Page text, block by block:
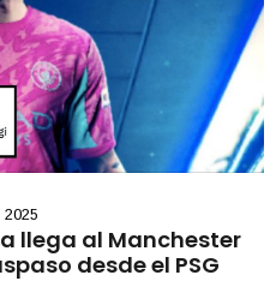
llega al Manchester
desde el PSG